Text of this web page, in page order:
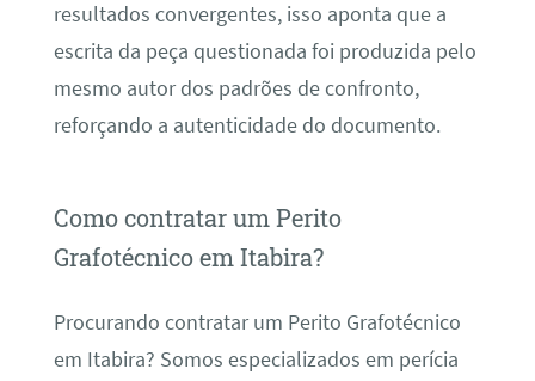
resultados convergentes, isso aponta que a
escrita da peça questionada foi produzida pelo
mesmo autor dos padrões de confronto,
reforçando a autenticidade do documento.
Como contratar um Perito
Grafotécnico em Itabira?
Procurando contratar um Perito Grafotécnico
em Itabira? Somos especializados em perícia